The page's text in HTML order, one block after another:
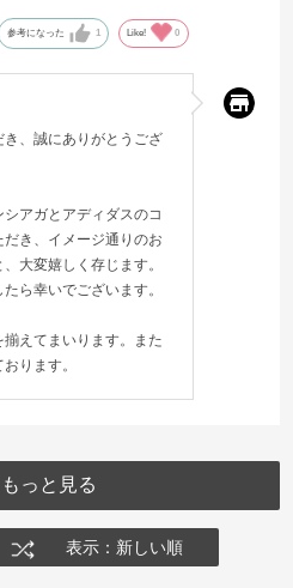
参考になった 1 Like! 0
、誠にありがとうござ
アガとアディダスのコ
き、イメージ通りのお
大変嬉しく存じます。
ら幸いでございます。
えてまいります。また
ります。
もっと見る
表示：新しい順